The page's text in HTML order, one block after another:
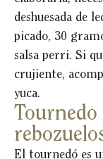
deshuesada de
picado, 30
salsa perri. Si
crujiente,
yuca.
Tournedo
El tournedó es